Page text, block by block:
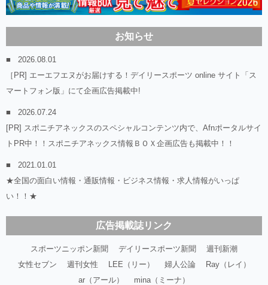
お知らせ
2026.08.01
［PR] エーエフエヌがお届けする！デイリースポーツ online サイト「ス
マートフォン版」にて企画広告掲載中!
2026.07.24
[PR] スポニチアネックスのスペシャルコンテンツ内で、Afnポータルサイ
トPR中！！スポニチアネックス情報ＢＯＸ企画広告も掲載中！！
2021.01.01
★全国の面白い情報・通販情報・ビジネス情報・求人情報がいっぱ
い！！★
広告掲載誌リンク
スポーツニッポン新聞 デイリースポーツ新聞
週刊新潮
女性セブン
週刊女性 LEE（リー） 婦人公論
Ray（レイ）
ar（アール）
mina（ミーナ）